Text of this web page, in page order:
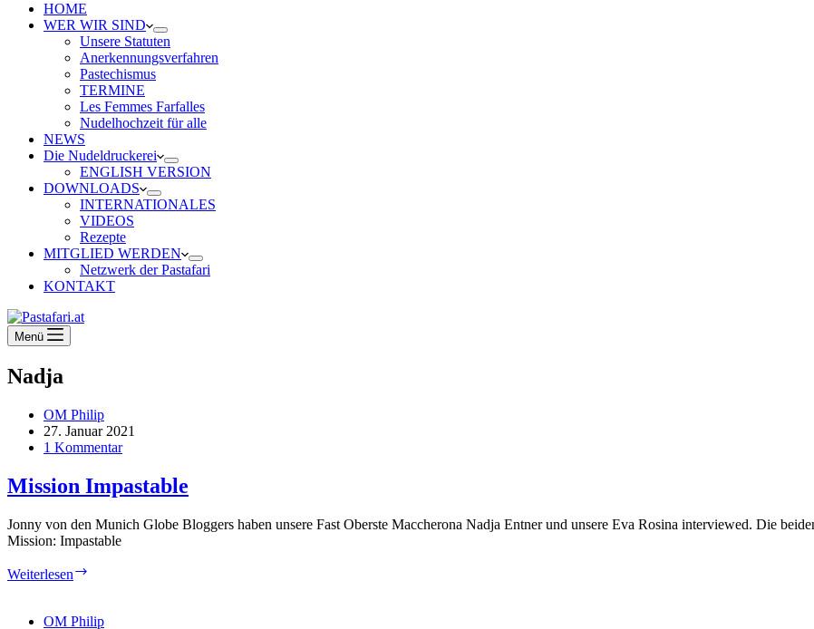
HOME
WER WIR SIND
Unsere Statuten
Anerkennungsverfahren
Pastechismus
TERMINE
Les Femmes Farfalles
Nudelhochzeit für alle
NEWS
Die Nudeldruckerei
ENGLISH VERSION
DOWNLOADS
INTERNATIONALES
VIDEOS
Rezepte
MITGLIED WERDEN
Netzwerk der Pastafari
KONTAKT
Menü
Nadja
OM Philip
27. Januar 2021
1 Kommentar
Mission Impastable
Jonny von den Munich Globe Bloggers haben unsere Fast Oberste Maccherona Nadja Entner und unsere Eva Rosina interviewed. Die
Mission: Impastable
Weiterlesen
OM Philip